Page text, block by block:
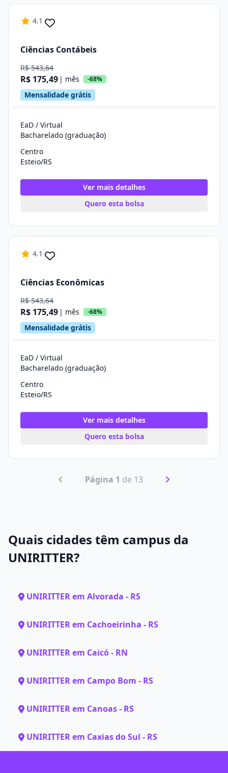
4.1
Ciências Contábeis
R$ 543,64
R$ 175,49 | mês -68%
Mensalidade grátis
EaD / Virtual
Bacharelado (graduação)
Centro
Esteio/RS
Ver mais detalhes
Quero esta bolsa
4.1
Ciências Econômicas
R$ 543,64
R$ 175,49 | mês -68%
Mensalidade grátis
EaD / Virtual
Bacharelado (graduação)
Centro
Esteio/RS
Ver mais detalhes
Quero esta bolsa
Página 1 de 13
Quais cidades têm campus da
UNIRITTER?
UNIRITTER em Alvorada - RS
UNIRITTER em Cachoeirinha - RS
UNIRITTER em Caicó - RN
UNIRITTER em Campo Bom - RS
UNIRITTER em Canoas - RS
UNIRITTER em Caxias do Sul - RS